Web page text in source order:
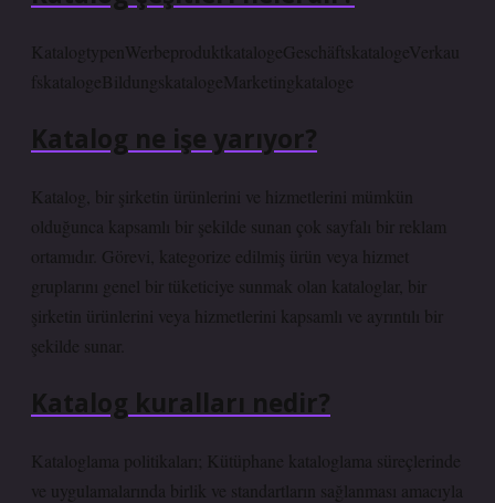
KatalogtypenWerbeproduktkatalogeGeschäftskatalogeVerkau
fskatalogeBildungskatalogeMarketingkataloge
Katalog ne işe yarıyor?
Katalog, bir şirketin ürünlerini ve hizmetlerini mümkün
olduğunca kapsamlı bir şekilde sunan çok sayfalı bir reklam
ortamıdır. Görevi, kategorize edilmiş ürün veya hizmet
gruplarını genel bir tüketiciye sunmak olan kataloglar, bir
şirketin ürünlerini veya hizmetlerini kapsamlı ve ayrıntılı bir
şekilde sunar.
Katalog kuralları nedir?
Kataloglama politikaları; Kütüphane kataloglama süreçlerinde
ve uygulamalarında birlik ve standartların sağlanması amacıyla